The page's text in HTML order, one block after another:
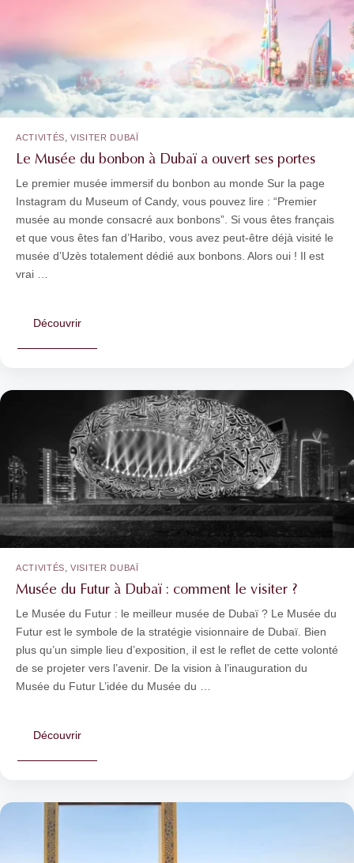
Le Musée du bonbon à Dubaï a ouvert ses portes
Le premier musée immersif du bonbon au monde Sur la page
Instagram du Museum of Candy, vous pouvez lire : “Premier
musée au monde consacré aux bonbons”. Si vous êtes français
et que vous êtes fan d’Haribo, vous avez peut-être déjà visité le
musée d’Uzès totalement dédié aux bonbons. Alors oui ! Il est
vrai …
Découvrir
ACTIVITÉS,VISITER DUBAÏ
Musée du Futur à Dubaï : comment le visiter ?
Le Musée du Futur : le meilleur musée de Dubaï ? Le Musée du
Futur est le symbole de la stratégie visionnaire de Dubaï. Bien
plus qu’un simple lieu d’exposition, il est le reflet de cette volonté
de se projeter vers l’avenir. De la vision à l’inauguration du
Musée du Futur L’idée du Musée du …
Découvrir
ACTIVITÉS,VISITER DUBAÏ